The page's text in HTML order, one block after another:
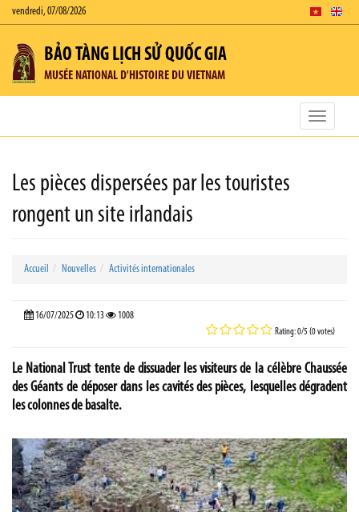
vendredi, 07/08/2026
BẢO TÀNG LỊCH SỬ QUỐC GIA
MUSÉE NATIONAL D'HISTOIRE DU VIETNAM
Toggle
Les pièces dispersées par les touristes
rongent un site irlandais
Accueil Nouvelles Activités internationales
16/07/2025 10:13 1008
Rating: 0/5 (0 votes)
Le National Trust tente de dissuader les visiteurs de la célèbre Chaussée
des Géants de déposer dans les cavités des pièces, lesquelles dégradent
les colonnes de basalte.